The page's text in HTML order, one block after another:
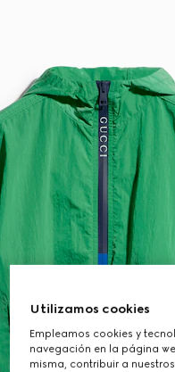
Utilizamos cookies
Empleamos cookies y
navegación en la página
misma, contribuir a